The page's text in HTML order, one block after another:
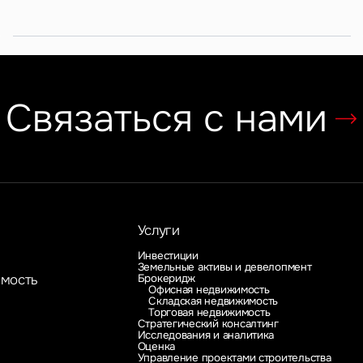
Связаться с нами
Услуги
Инвестиции
Земельные активы и девелопмент
Брокеридж
Офисная недвижимость
Складская недвижимость
Торговая недвижимость
Стратегический консалтинг
Исследования и аналитика
Оценка
Управление проектами строительства